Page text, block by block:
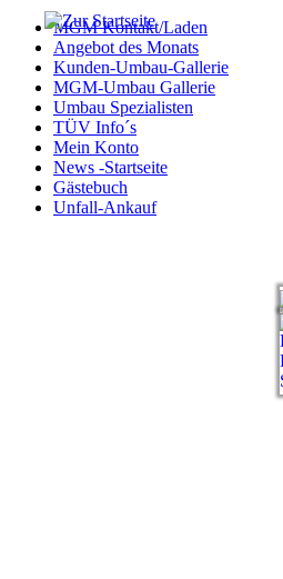
MGM Kontakt/Laden
Angebot des Monats
Kunden-Umbau-Gallerie
MGM-Umbau Gallerie
Umbau Spezialisten
TÜV Info´s
Mein Konto
News -Startseite
Gästebuch
Unfall-Ankauf